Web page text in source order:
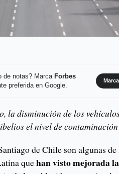
de notas? Marca Forbes
preferida en Google.
la disminución de los
el nivel de
de Chile son algunas de
quehan visto mejorada